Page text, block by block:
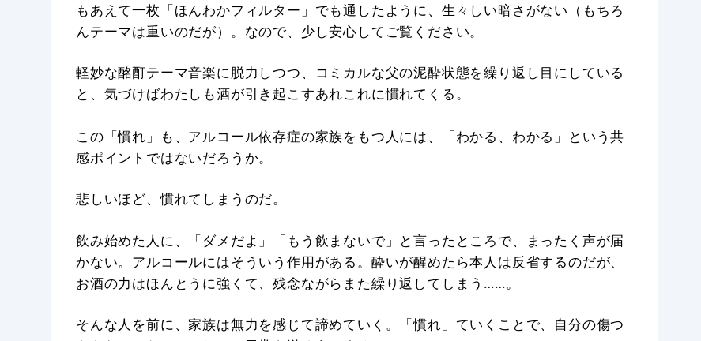
もあえて一枚「ほんわかフィルター」でも通したように、生々しい暗さがない（もちろ
んテーマは重いのだが）。なので、少し安心してご覧ください。
軽妙な酩酊テーマ音楽に脱力しつつ、コミカルな父の泥酔状態を繰り返し目にしている
と、気づけばわたしも酒が引き起こすあれこれに慣れてくる。
この「慣れ」も、アルコール依存症の家族をもつ人には、「わかる、わかる」という共
感ポイントではないだろうか。
悲しいほど、慣れてしまうのだ。
飲み始めた人に、「ダメだよ」「もう飲まないで」と言ったところで、まったく声が届
かない。アルコールにはそういう作用がある。酔いが醒めたら本人は反省するのだが、
お酒の力はほんとうに強くて、残念ながらまた繰り返してしまう……。
そんな人を前に、家族は無力を感じて諦めていく。「慣れ」ていくことで、自分の傷つ